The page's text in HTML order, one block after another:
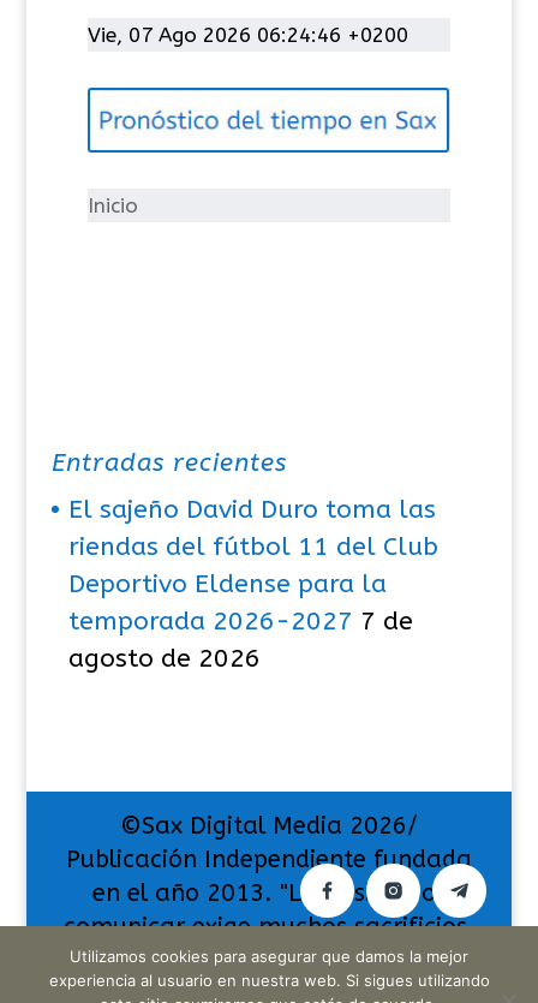
t
g
í
Vie, 07 Ago 2026 06:24:47 +0200
Inicio
Entradas recientes
El sajeño David Duro toma las
riendas del fútbol 11 del Club
Deportivo Eldense para la
temporada 2026-2027 7 de
agosto de 2026
©Sax Digital Media 2026/
Publicación Independiente fundada
en el año 2013. "La pasión por
comunicar exige muchos sacrificios,
pero también da muchas
satisfacciones".
Utilizamos cookies para asegurar que damos la mejor
experiencia al usuario en nuestra web. Si sigues utilizando